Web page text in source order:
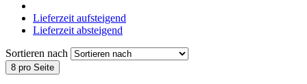
Lieferzeit aufsteigend
Lieferzeit absteigend
Sortieren nach
8 pro Seite